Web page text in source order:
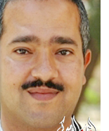
الرئيسية
Skip
to
Search